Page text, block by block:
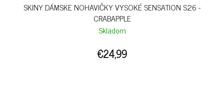
SKINY DÁMSKE NOHAVIČKY VYSOKÉ SENSATION S26 -
CRABAPPLE
Skladom
€24,99